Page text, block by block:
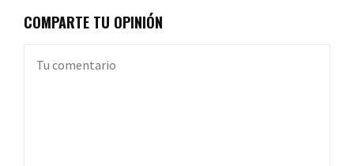
COMPARTE TU OPINIÓN